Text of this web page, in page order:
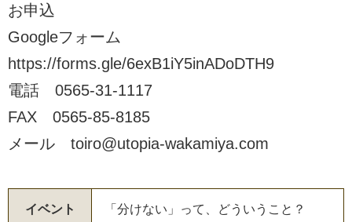
お申込
Googleフォーム
https://forms.gle/6exB1iY5inADoDTH9
電話 0565-31-1117
FAX 0565-85-8185
メール toiro@utopia-wakamiya.com
イベント
「分けない」って、どういうこと？